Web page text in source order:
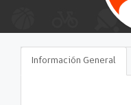
Información General